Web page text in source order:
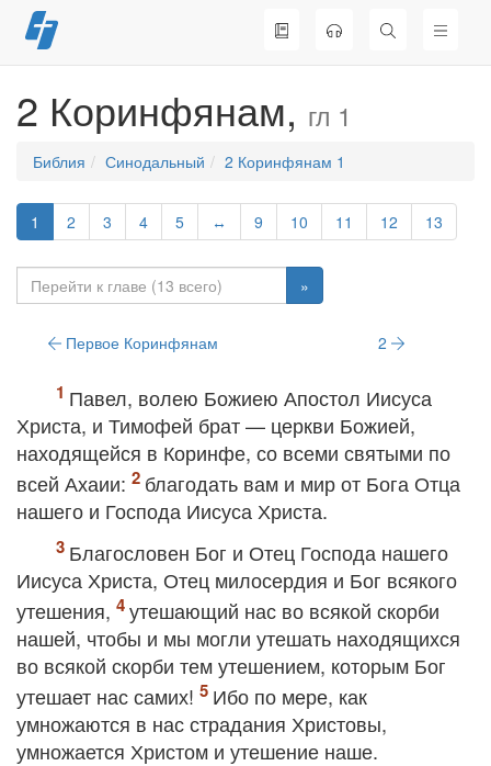
Перейти
к
2 Коринфянам, гл 1
Библия Синодальный 2 Коринфянам 1
1 2 3 4 5 ↔ 9 10 11 12 13
»
Первое Коринфянам 2
Павел, волею Божиею Апостол Иисуса
Христа, и Тимофей брат — церкви Божией,
находящейся в Коринфе, со всеми святыми по
всей Ахаии:
благодать вам и мир от Бога Отца
нашего и Господа Иисуса Христа.
Благословен Бог и Отец Господа нашего
Иисуса Христа, Отец милосердия и Бог всякого
утешения,
утешающий нас во всякой скорби
нашей, чтобы и мы могли утешать находящихся
во всякой скорби тем утешением, которым Бог
утешает нас самих!
Ибо по мере, как
умножаются в нас страдания Христовы,
умножается Христом и утешение наше.